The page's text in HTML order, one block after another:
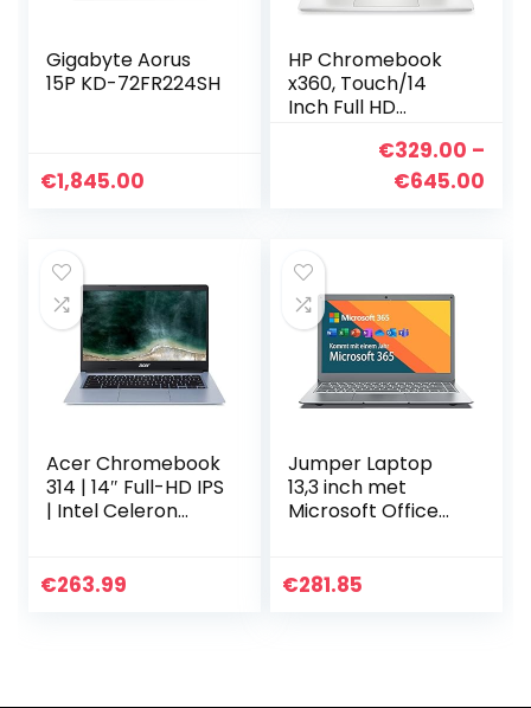
Gigabyte Aorus
15P KD-72FR224SH
€1,845.00
HP Chromebook
x360, Touch/14
Inch Full HD
INTEL PENTIUM
N5030 (GEMINI
€329.00 –
€645.00
Acer Chromebook
314 | 14″ Full-HD IPS
| Intel Celeron
eMMC | Chrome
€263.99
Jumper Laptop
13,3 inch met
Microsoft Office
RAM 64 GB eMMC
€281.85